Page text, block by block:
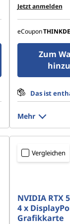
Jetzt anmelden
eCoupon
Zum
Das ist
Mehr
Vergleichen
NVIDIA RTX
4 x
Grafikkarte